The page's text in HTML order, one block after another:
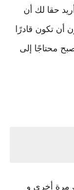
حقا لك أن
تكون قادرًا
محتاجًا إلى
مرة أخرى و